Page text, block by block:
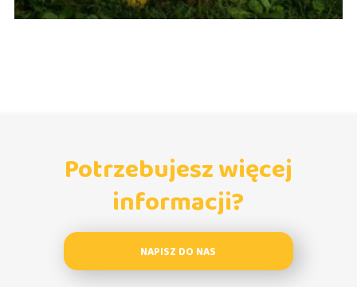
Potrzebujesz więcej
informacji?
NAPISZ DO NAS